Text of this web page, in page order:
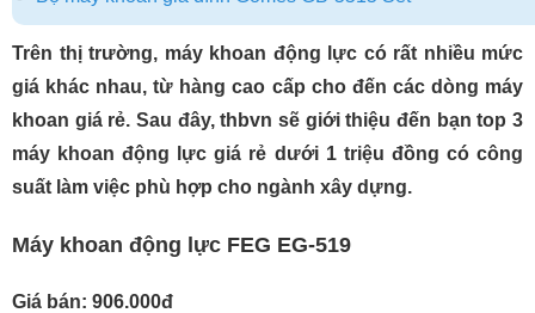
Trên thị trường, máy khoan động lực có rất nhiều mức
giá khác nhau, từ hàng cao cấp cho đến các dòng máy
khoan giá rẻ. Sau đây, thbvn sẽ giới thiệu đến bạn top 3
máy khoan động lực giá rẻ dưới 1 triệu đồng có công
suất làm việc phù hợp cho ngành xây dựng.
Máy khoan động lực FEG EG-519
Giá bán: 906.000đ